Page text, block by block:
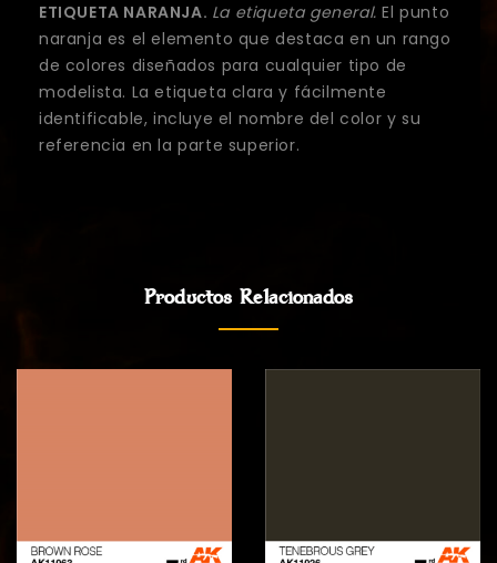
ETIQUETA NARANJA. La etiqueta general. El punto
naranja es el elemento que destaca en un rango
de colores diseñados para cualquier tipo de
modelista. La etiqueta clara y fácilmente
identificable, incluye el nombre del color y su
referencia en la parte superior.
Productos Relacionados